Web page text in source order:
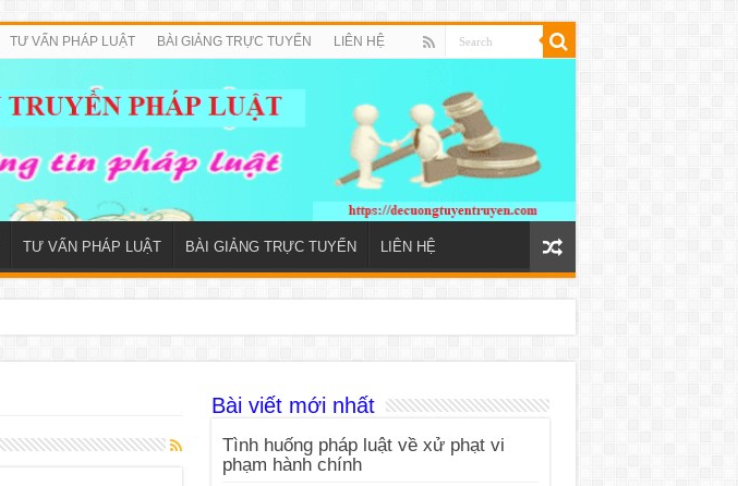
TƯ VẤN PHÁP LUẬT BÀI GIẢNG TRỰC TUYẾN LIÊN HỆ
TƯ VẤN PHÁP LUẬT BÀI GIẢNG TRỰC TUYẾN LIÊN HỆ
Bài viết mới nhất
Tình huống pháp luật về xử phạt vi
phạm hành chính